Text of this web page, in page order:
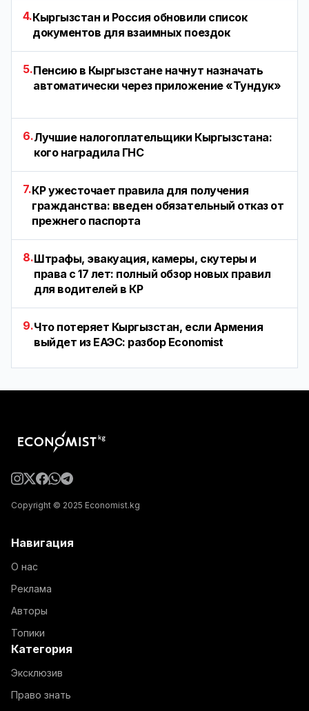
4.Кыргызстан и Россия обновили список
документов для взаимных поездок
5.Пенсию в Кыргызстане начнут назначать
автоматически через приложение «Тундук»
6.Лучшие налогоплательщики Кыргызстана:
кого наградила ГНС
7.КР ужесточает правила для получения
гражданства: введен обязательный отказ от
прежнего паспорта
8.Штрафы, эвакуация, камеры, скутеры и
права с 17 лет: полный обзор новых правил
для водителей в КР
9.Что потеряет Кыргызстан, если Армения
выйдет из ЕАЭС: разбор Economist
Copyright © 2025 Economist.kg
Навигация
О нас
Реклама
Авторы
Топики
Категория
Эксклюзив
Право знать